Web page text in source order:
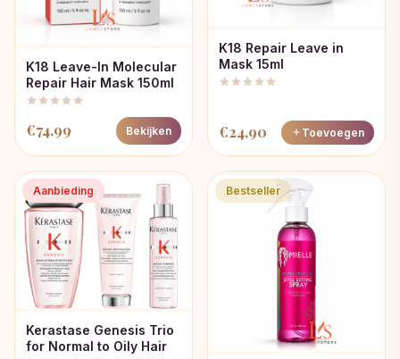
K18 Leave-In Molecular
Repair Hair Mask 150ml
€74,99 Bekijken
K18 Repair Leave in
Mask 15ml
€24,90 Toevoegen
Aanbieding
Kerastase Genesis Trio
for Normal to Oily Hair
Bestseller